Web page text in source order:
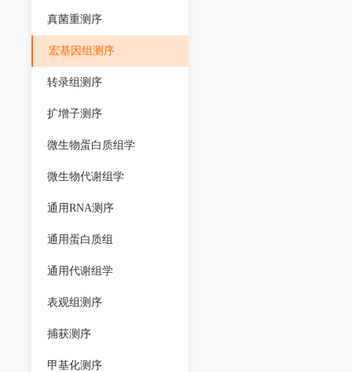
真菌重测序
宏基因组测序
转录组测序
扩增子测序
微生物蛋白质组学
微生物代谢组学
通用RNA测序
通用蛋白质组
通用代谢组学
表观组测序
捕获测序
甲基化测序